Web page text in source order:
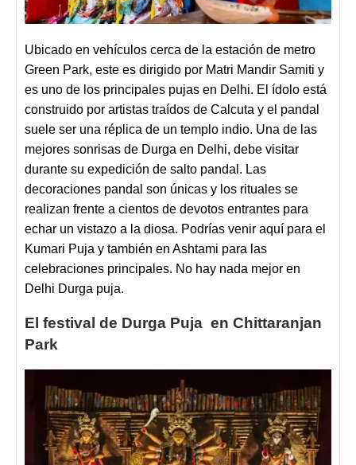
Ubicado en vehículos cerca de la estación de metro
Green Park, este es dirigido por Matri Mandir Samiti y
es uno de los principales pujas en Delhi. El ídolo está
construido por artistas traídos de Calcuta y el pandal
suele ser una réplica de un templo indio. Una de las
mejores sonrisas de Durga en Delhi, debe visitar
durante su expedición de salto pandal. Las
decoraciones pandal son únicas y los rituales se
realizan frente a cientos de devotos entrantes para
echar un vistazo a la diosa. Podrías venir aquí para el
Kumari Puja y también en Ashtami para las
celebraciones principales. No hay nada mejor en
Delhi Durga puja.
El festival de Durga Puja en Chittaranjan
Park